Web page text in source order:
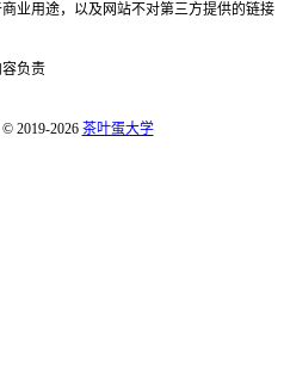
业用途，以及网站不对第三方提供的链接
容负责
2019-2026 茶叶蛋大学